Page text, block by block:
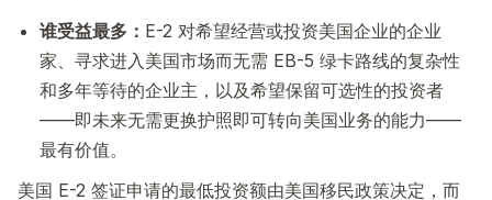
谁受益最多： E-2 对希望经营或投资美国企业的企业
家、寻求进入美国市场而无需 EB-5 绿卡路线的复杂性
和多年等待的企业主，以及希望保留可选性的投资者
——即未来无需更换护照即可转向美国业务的能力——
最有价值。
美国 E-2 签证申请的最低投资额由美国移民政策决定，而